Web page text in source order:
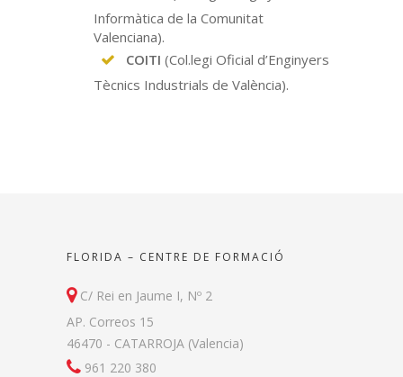
Informàtica de la Comunitat
Valenciana).
COITI (Col.legi Oficial d’Enginyers
Tècnics Industrials de València).
FLORIDA – CENTRE DE FORMACIÓ
C/ Rei en Jaume I, Nº 2
AP. Correos 15
46470 - CATARROJA (Valencia)
961 220 380